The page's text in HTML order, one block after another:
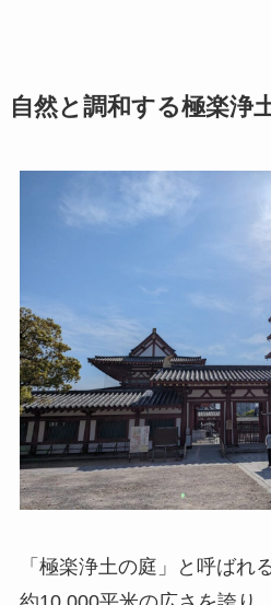
自然と調和する極楽浄
「極楽浄土の庭」と呼ばれ